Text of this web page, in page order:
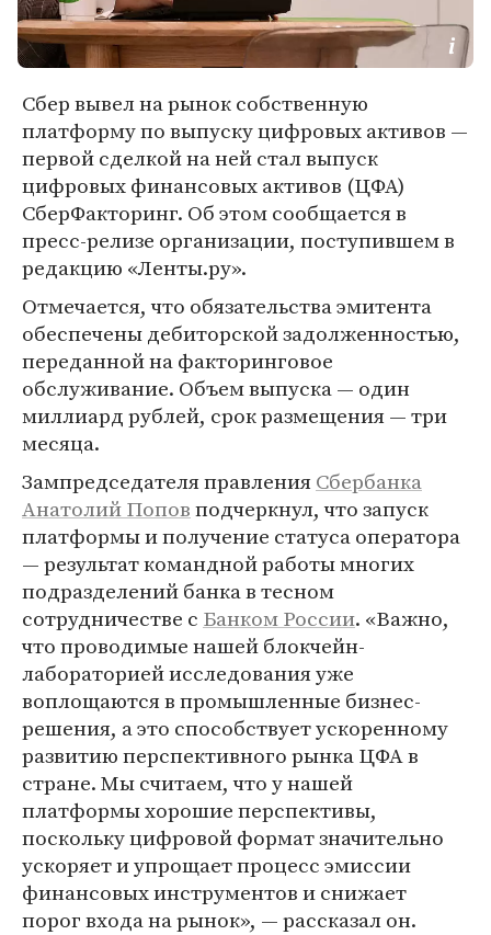
Сбер вывел на рынок собственную
платформу по выпуску цифровых активов —
первой сделкой на ней стал выпуск
цифровых финансовых активов (ЦФА)
СберФакторинг. Об этом сообщается в
пресс-релизе организации, поступившем в
редакцию «Ленты.ру».
Отмечается, что обязательства эмитента
обеспечены дебиторской задолженностью,
переданной на факторинговое
обслуживание. Объем выпуска — один
миллиард рублей, срок размещения — три
месяца.
Зампредседателя правленияСбербанка
Анатолий Поповподчеркнул, что запуск
платформы и получение статуса оператора
— результат командной работы многих
подразделений банка в тесном
сотрудничестве с Банком России. «Важно,
что проводимые нашей блокчейн-
лабораторией исследования уже
воплощаются в промышленные бизнес-
решения, а это способствует ускоренному
развитию перспективного рынка ЦФА в
стране. Мы считаем, что у нашей
платформы хорошие перспективы,
поскольку цифровой формат значительно
ускоряет и упрощает процесс эмиссии
финансовых инструментов и снижает
порог входа на рынок», — рассказал он.